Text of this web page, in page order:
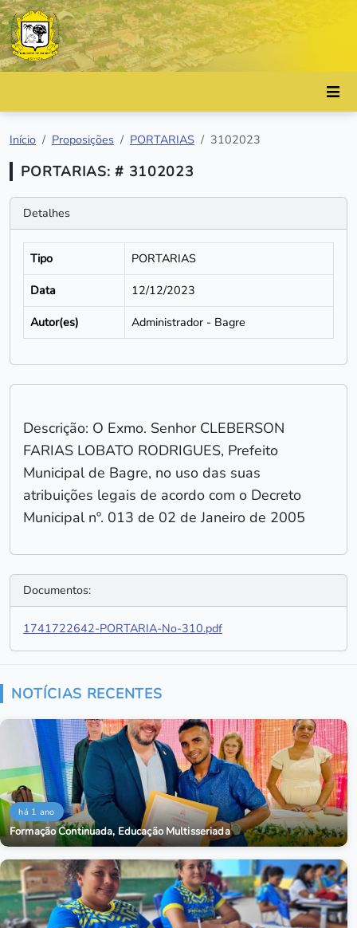
Início Proposições PORTARIAS 3102023
PORTARIAS: # 3102023
Detalhes
Tipo
PORTARIAS
Data
12/12/2023
Autor(es)
Administrador - Bagre
Descrição: O Exmo. Senhor CLEBERSON
FARIAS LOBATO RODRIGUES, Prefeito
Municipal de Bagre, no uso das suas
atribuições legais de acordo com o Decreto
Municipal nº. 013 de 02 de Janeiro de 2005
Documentos:
1741722642-PORTARIA-No-310.pdf
NOTÍCIAS RECENTES
há 1 ano
Formação Continuada, Educação Multisseriada